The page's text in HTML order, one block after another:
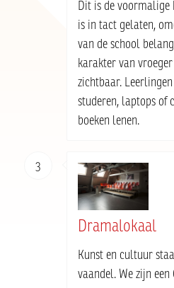
Dit is de voormalige
is in tact gelaten,
van de school
karakter van
zichtbaar.
studeren, laptops of
boeken lenen.
3
Dramalokaal
Kunst en cultuur
vaandel. We zijn